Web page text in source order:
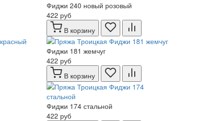
Фиджи 240 новый розовый
422 руб
В корзину
Фиджи 181 жемчуг
422 руб
В корзину
Фиджи 174 стальной
422 руб